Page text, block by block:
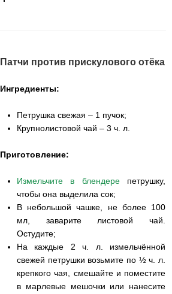
Патчи против прискулового отёка
Ингредиенты:
Петрушка свежая – 1 пучок;
Крупнолистовой чай – 3 ч. л.
Приготовление:
Измельчите в блендерепетрушку,
чтобы она выделила сок;
В небольшой чашке, не более 100
мл, заварите листовой чай.
Остудите;
На каждые 2 ч. л. измельчённой
свежей петрушки возьмите по ½ ч. л.
крепкого чая, смешайте и поместите
в марлевые мешочки или нанесите